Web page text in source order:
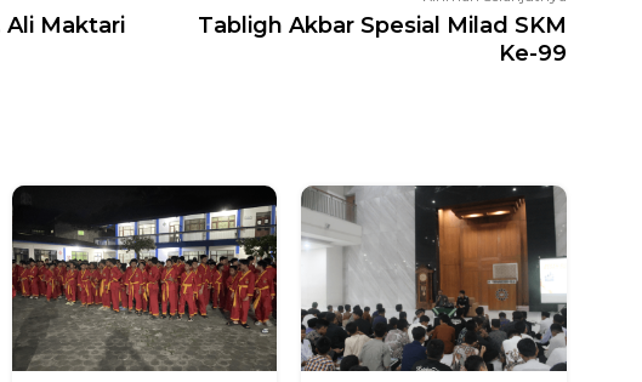
Maktari
Tabligh Akbar Spesial Milad SKM
Ke-99